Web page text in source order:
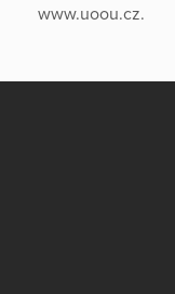
www.uoou.cz.